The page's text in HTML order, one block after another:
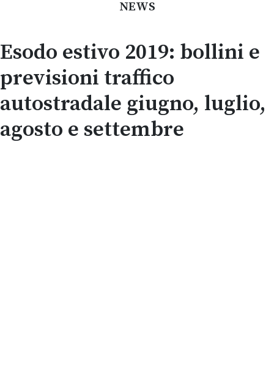
NEWS
Esodo estivo 2019: bollini e
previsioni traffico
autostradale giugno, luglio,
agosto e settembre